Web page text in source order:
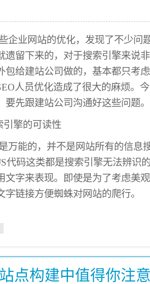
企业网站的优化，发现了不少问
遗留下来的，对于搜索引擎来说
包给建站公司做的，基本都只考
人员优化造成了很大的麻烦。
要先跟建站公司沟通好这些问题。
引擎的可读性
万能的，并不是网站所有的信息
代码这类都是搜索引擎无法辨识
文字来表现。即使是为了考虑美
字链接方便蜘蛛对网站的爬行。
点构建中值得你注